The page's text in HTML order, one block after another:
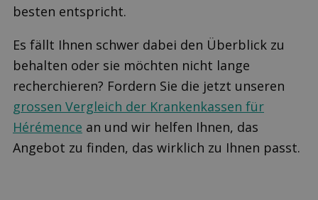
besten entspricht.
Es fällt Ihnen schwer dabei den Überblick zu
behalten oder sie möchten nicht lange
recherchieren? Fordern Sie die jetzt unseren
grossen Vergleich der Krankenkassen für
Hérémence an und wir helfen Ihnen, das
Angebot zu finden, das wirklich zu Ihnen passt.